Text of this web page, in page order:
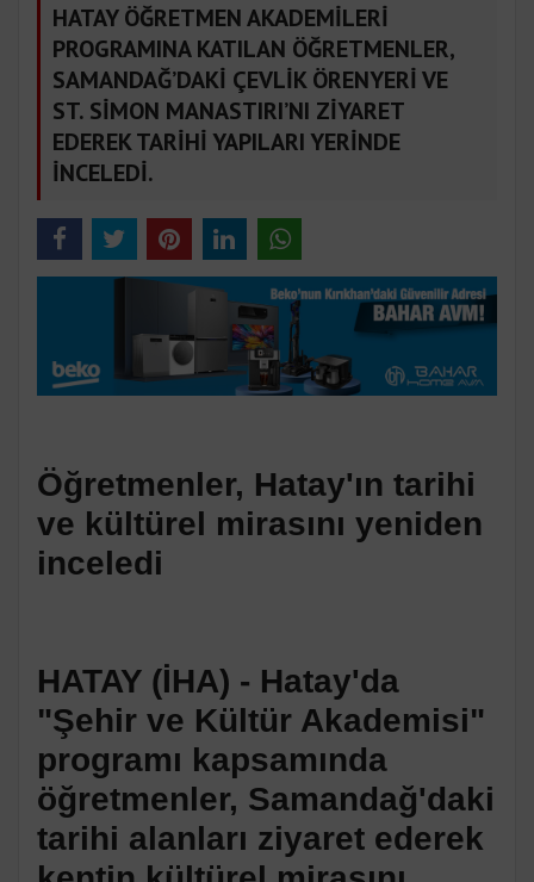
HATAY ÖĞRETMEN AKADEMİLERİ
PROGRAMINA KATILAN ÖĞRETMENLER,
SAMANDAĞ’DAKİ ÇEVLİK ÖRENYERİ VE
ST. SİMON MANASTIRI’NI ZİYARET
EDEREK TARİHİ YAPILARI YERİNDE
İNCELEDİ.
Öğretmenler, Hatay'ın tarihi
ve kültürel mirasını yeniden
inceledi
HATAY (İHA) - Hatay'da
"Şehir ve Kültür Akademisi"
programı kapsamında
öğretmenler, Samandağ'daki
tarihi alanları ziyaret ederek